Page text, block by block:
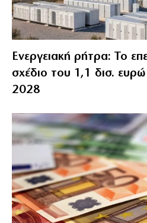
Ενεργειακή ρήτρα: Το
σχέδιο του 1,1 δισ.
2028